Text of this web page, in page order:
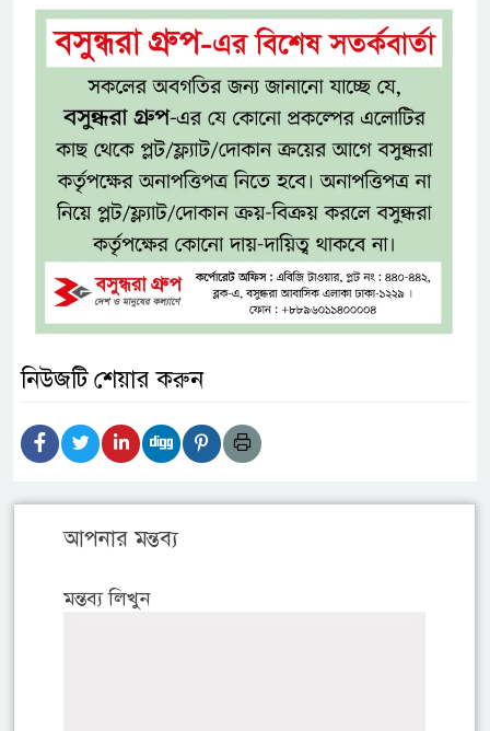
নিউজটি শেয়ার করুন
আপনার মন্তব্য
মন্তব্য লিখুন